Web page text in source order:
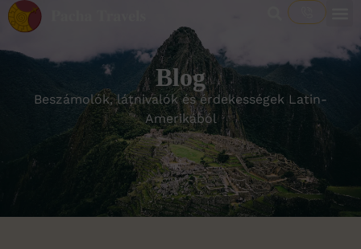
Blog
Beszámolók, látnivalók és érdekességek Latin-
Amerikából